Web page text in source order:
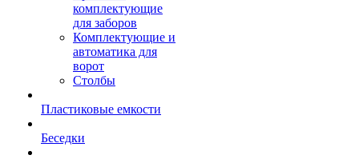
комплектующие
для заборов
Комплектующие и
автоматика для
ворот
Столбы
Пластиковые емкости
Беседки